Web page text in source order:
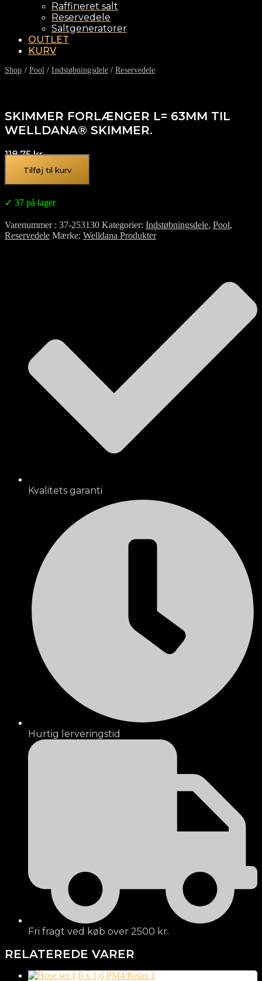
Raffineret salt
Reservedele
Saltgeneratorer
OUTLET
KURV
Shop / Pool /Indstøbningsdele /Reservedele
SKIMMER FORLÆNGER L= 63MM TIL
WELLDANA® SKIMMER.
118,75kr.
Tilføj til kurv
✓ 37 på lager
Varenummer 37-253130 Kategorier Indstøbningsdele, Pool,
Reservedele Mærke Welldana Produkter
Kvalitets garanti
Hurtig lerveringstid
Fri fragt ved køb over 2500 kr.
RELATEREDE VARER